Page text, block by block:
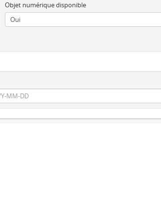
Objet numérique disponible